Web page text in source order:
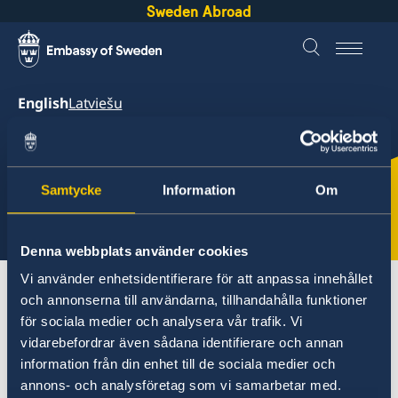
Samtycke Information Om
Denna webbplats använder cookies
Vi använder enhetsidentifierare för att anpassa innehållet
och annonserna till användarna, tillhandahålla funktioner
för sociala medier och analysera vår trafik. Vi
vidarebefordrar även sådana identifierare och annan
information från din enhet till de sociala medier och
annons- och analysföretag som vi samarbetar med.
Sweden Abroad
EnglishLatviešu
Sweden &
Latvia
here
About Sweden Latvia Going to Sweden?
Latvia
Going to Sweden?